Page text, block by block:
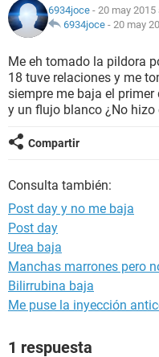
NUTRICIÓN
BIENESTAR
SEXUALIDAD
GLOSARIO
6934joce - 20 may 2015
6934joce - 20 may
Me eh tomado la pildora
18 tuve relaciones y me
siempre me baja el
y un flujo blanco ¿No hizo
Compartir
Consulta también:
Post day y no me baja
Post day
Urea baja
Manchas marrones pero
Bilirrubina baja
Me puse la inyección
1 respuesta